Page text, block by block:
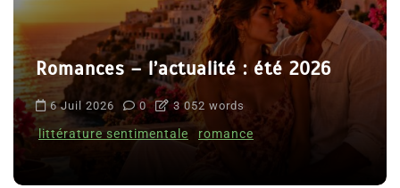
Romances – l’actualité : été 2026
6 Juil 2026 0 3 052 words
littérature sentimentale romance